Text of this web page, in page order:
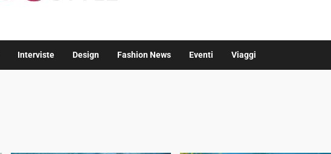
Interviste Design Fashion News Eventi Viaggi